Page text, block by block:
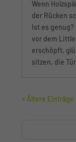
Wenn
der Rücken
Ist es
vor dem
erschöpft,
sitzen, die
« Ältere Einträge